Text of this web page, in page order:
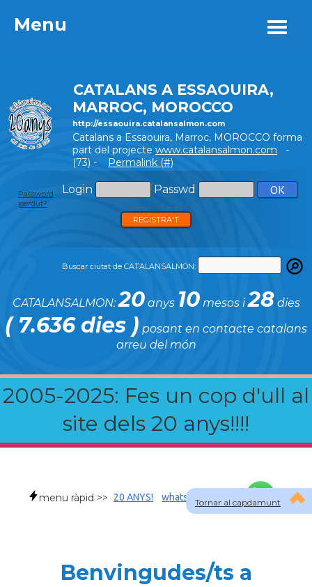
Menu
CATALANS A ESSAOUIRA,
MARROC, MOROCCO
http://essaouira.catalansalmon.com
Catalans a Essaouira, Marroc, MOROCCO forma
part del projecte www.catalansalmon.com -
(73) - Permalink (#)
Login Passwd
Password
perdut?
REGISTRA'T
Buscar ciutat de CATALANSALMON:
CATALANSALMON:20anys 10mesos i28 dies
( 7.636 dies ) posant en contacte catalans
arreu del món
2005-2025: Fes un cop d'ull al
site dels 20 anys!!!!
Menu
Tornar al capdamunt
menu ràpid >> 20 ANYS! whatsapp
Benvingudes/ts a